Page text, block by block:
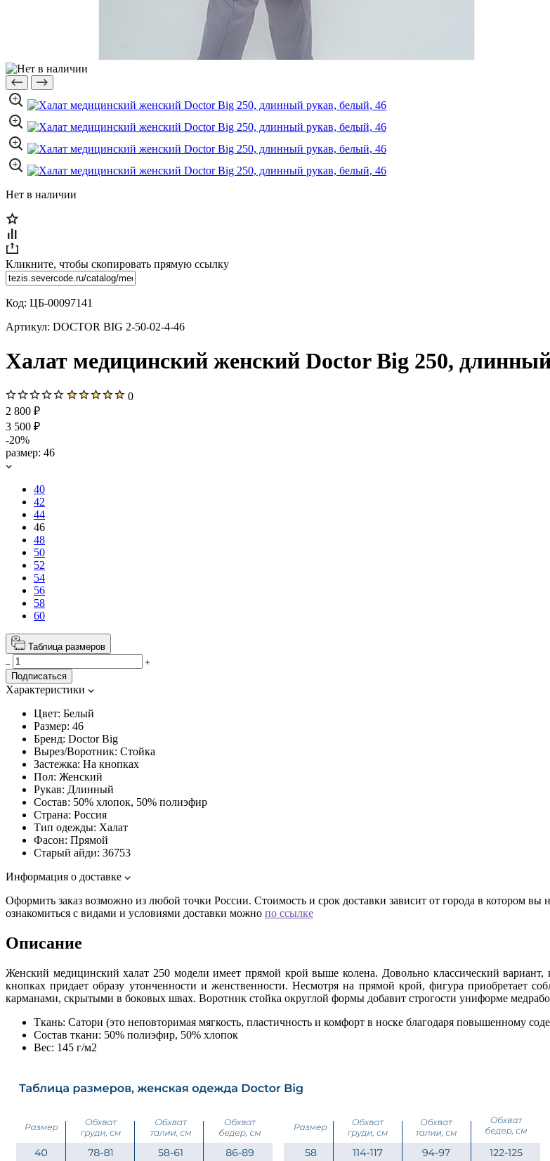
Нет в наличии
Кликните, чтобы скопировать прямую ссылку
Код: ЦБ-00097141
Артикул: DOCTOR BIG 2-50-02-4-46
Халат медицинский женский Doctor Big 250,
0
2 800 ₽
3 500 ₽
-20%
размер: 46
40
42
44
46
48
50
52
54
56
58
60
Таблица размеров
Подписаться
Характеристики
Цвет: Белый
Размер: 46
Бренд: Doctor Big
Вырез/Воротник: Стойка
Застежка: На кнопках
Пол: Женский
Рукав: Длинный
Состав: 50% хлопок, 50% полиэфир
Страна: Россия
Тип одежды: Халат
Фасон: Прямой
Старый айди: 36753
Информация о доставке
Оформить заказ возможно из любой точки России. Стоимость и срок доставки зависит от города в котором вы
ознакомиться с видами и условиями доставки можно по ссылке
Описание
Женский медицинский халат 250 модели имеет прямой крой выше колена. Довольно классический
кнопках придает образу утонченности и женственности. Несмотря на прямой крой, фигура приобретает
карманами, скрытыми в боковых швах. Воротник стойка округлой формы добавит строгости униформе
Ткань: Сатори (это неповторимая мягкость, пластичность и комфорт в носке благодаря повышенному
Состав ткани: 50% полиэфир, 50% хлопок
Вес: 145 г/м2